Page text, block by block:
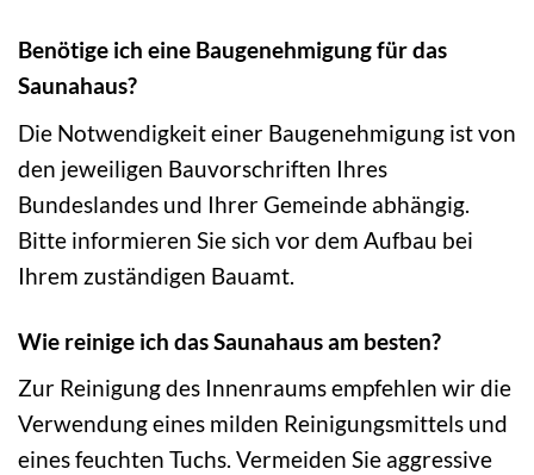
Benötige ich eine Baugenehmigung für das
Saunahaus?
Die Notwendigkeit einer Baugenehmigung ist von
den jeweiligen Bauvorschriften Ihres
Bundeslandes und Ihrer Gemeinde abhängig.
Bitte informieren Sie sich vor dem Aufbau bei
Ihrem zuständigen Bauamt.
Wie reinige ich das Saunahaus am besten?
Zur Reinigung des Innenraums empfehlen wir die
Verwendung eines milden Reinigungsmittels und
eines feuchten Tuchs. Vermeiden Sie aggressive